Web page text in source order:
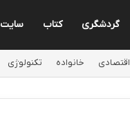
گردشگری کتاب سایت
اقتصادی خانواده تکنولوژی